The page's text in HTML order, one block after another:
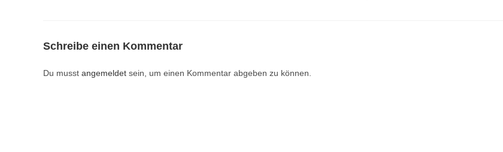
Schreibe einen Kommentar
Du musst angemeldet sein, um einen Kommentar abgeben zu können.